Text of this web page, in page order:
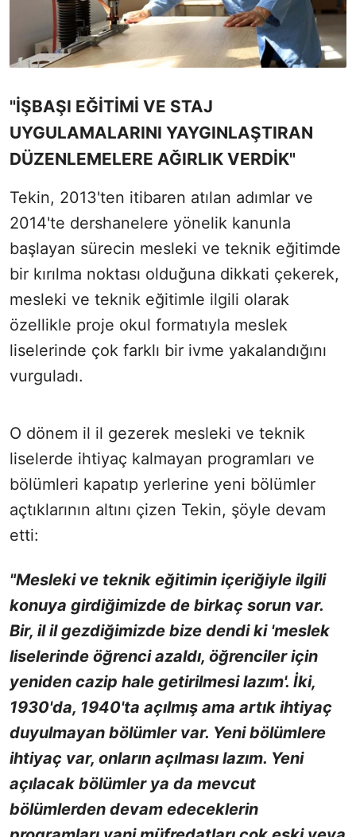
"İŞBAŞI EĞİTİMİ VE STAJ
UYGULAMALARINI YAYGINLAŞTIRAN
DÜZENLEMELERE AĞIRLIK VERDİK"
Tekin, 2013'ten itibaren atılan adımlar ve
2014'te dershanelere yönelik kanunla
başlayan sürecin mesleki ve teknik eğitimde
bir kırılma noktası olduğuna dikkati çekerek,
mesleki ve teknik eğitimle ilgili olarak
özellikle proje okul formatıyla meslek
liselerinde çok farklı bir ivme yakalandığını
vurguladı.
O dönem il il gezerek mesleki ve teknik
liselerde ihtiyaç kalmayan programları ve
bölümleri kapatıp yerlerine yeni bölümler
açtıklarının altını çizen Tekin, şöyle devam
etti:
"Mesleki ve teknik eğitimin içeriğiyle ilgili
konuya girdiğimizde de birkaç sorun var.
Bir, il il gezdiğimizde bize dendi ki 'meslek
liselerinde öğrenci azaldı, öğrenciler için
yeniden cazip hale getirilmesi lazım'. İki,
1930'da, 1940'ta açılmış ama artık ihtiyaç
duyulmayan bölümler var. Yeni bölümlere
ihtiyaç var, onların açılması lazım. Yeni
açılacak bölümler ya da mevcut
bölümlerden devam edeceklerin